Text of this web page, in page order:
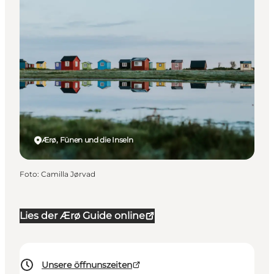
Lies der Ærø Guide online
Unsere öffnunszeiten
Ærø, Fünen und die Inseln
Foto: Camilla Jørvad